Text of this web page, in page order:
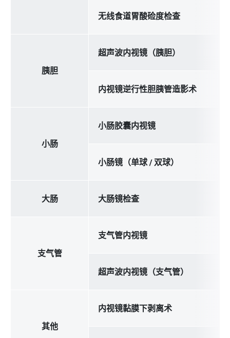
无线食道胃酸硷度检查
胰胆
超声波内视镜（胰胆）
内视镜逆行性胆胰管造影术
小肠
小肠胶囊内视镜
小肠镜（单球 / 双球）
大肠 大肠镜检查
支气管
支气管内视镜
超声波内视镜（支气管）
其他
内视镜黏膜下剥离术